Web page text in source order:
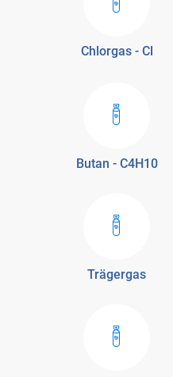
Chlorgas - Cl
Butan - C4H10
Trägergas